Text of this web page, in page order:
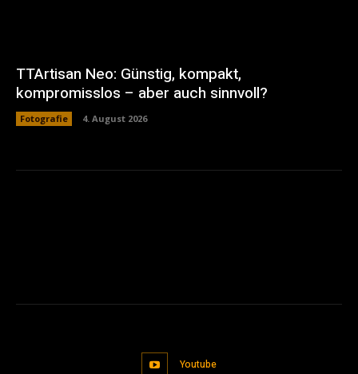
TTArtisan Neo: Günstig, kompakt,
kompromisslos – aber auch sinnvoll?
Fotografie 4. August 2026
Youtube